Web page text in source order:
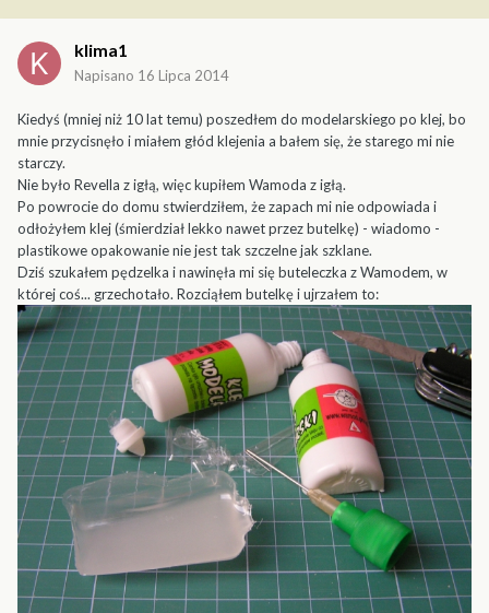
klima1
Napisano 16 Lipca 2014
Kiedyś (mniej niż 10 lat temu) poszedłem do modelarskiego po klej, bo
mnie przycisnęło i miałem głód klejenia a bałem się, że starego mi nie
starczy.
Nie było Revella z igłą, więc kupiłem Wamoda z igłą.
Po powrocie do domu stwierdziłem, że zapach mi nie odpowiada i
odłożyłem klej (śmierdział lekko nawet przez butelkę) - wiadomo -
plastikowe opakowanie nie jest tak szczelne jak szklane.
Dziś szukałem pędzelka i nawinęła mi się buteleczka z Wamodem, w
której coś... grzechotało. Rozciąłem butelkę i ujrzałem to: